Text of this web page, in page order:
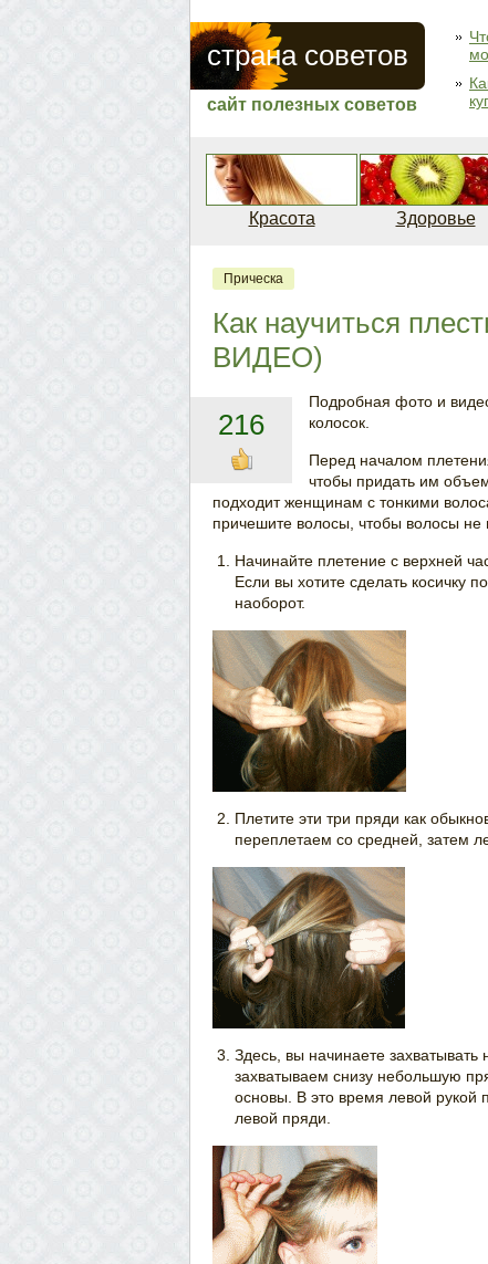
страна советов
сайт полезных советов
Красота Здоровье
Прическа
Как научиться
ВИДЕО)
216
Подробная фото и
колосок.
Перед началом
чтобы придать им
подходит женщинам с тонкими
причешите волосы, чтобы волосы не
Начинайте плетение с верхней
Если вы хотите сделать косичку
наоборот.
Плетите эти три пряди как
переплетаем со средней, затем
Здесь, вы начинаете
захватываем снизу небольшую
основы. В это время левой рукой
левой пряди.